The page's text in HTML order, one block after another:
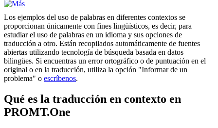
Los ejemplos del uso de palabras en diferentes contextos se
proporcionan únicamente con fines lingüísticos, es decir, para
estudiar el uso de palabras en un idioma y sus opciones de
traducción a otro. Están recopilados automáticamente de fuentes
abiertas utilizando tecnología de búsqueda basada en datos
bilingües. Si encuentras un error ortográfico o de puntuación en el
original o en la traducción, utiliza la opción "Informar de un
problema" o escríbenos.
Qué es la traducción en contexto en
PROMT.One